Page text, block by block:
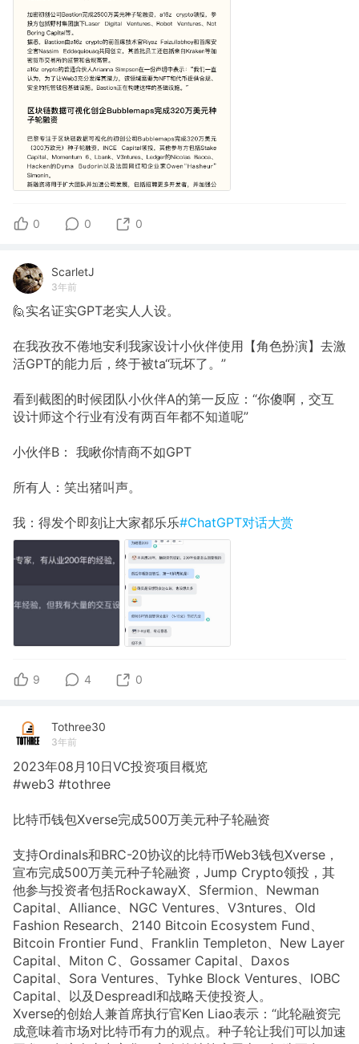
0 0 0
ScarletJ
3年前
🙋实名证实GPT老实人人设。
在我孜孜不倦地安利我家设计小伙伴使用【角色扮演】去激
活GPT的能力后，终于被ta“玩坏了。”
看到截图的时候团队小伙伴A的第一反应：“你傻啊，交互
设计师这个行业有没有两百年都不知道呢”
小伙伴B： 我瞅你情商不如GPT
所有人：笑出猪叫声。
我：得发个即刻让大家都乐乐#ChatGPT对话大赏
9 4 0
Tothree30
3年前
2023年08月10日VC投资项目概览
#web3 #tothree
比特币钱包Xverse完成500万美元种子轮融资
支持Ordinals和BRC-20协议的比特币Web3钱包Xverse，
宣布完成500万美元种子轮融资，Jump Crypto领投，其
他参与投资者包括RockawayX、Sfermion、Newman
Capital、Alliance、NGC Ventures、V3ntures、Old
Fashion Research、2140 Bitcoin Ecosystem Fund、
Bitcoin Frontier Fund、Franklin Templeton、New Layer
Capital、Miton C、Gossamer Capital、Daxos
Capital、Sora Ventures、Tyhke Block Ventures、IOBC
Capital、以及Despreadl和战略天使投资人。
Xverse的创始人兼首席执行官Ken Liao表示：“此轮融资完
成意味着市场对比特币有力的观点。种子轮让我们可以加速